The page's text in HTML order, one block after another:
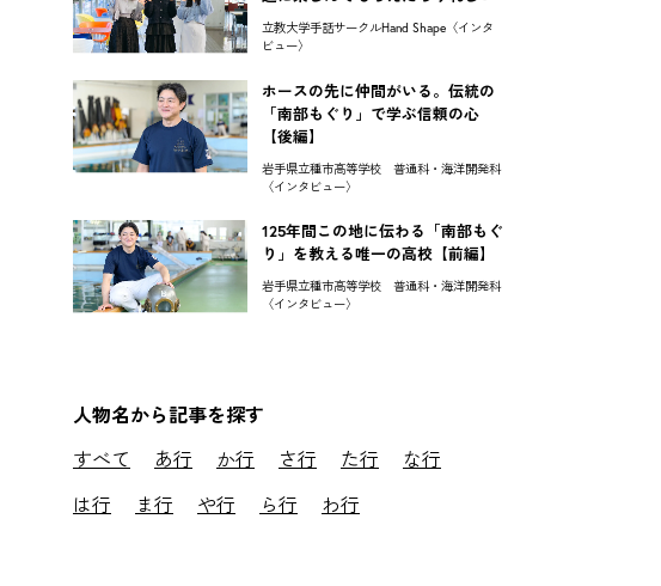
立教大学手話サークルHand Shape〈インタ
ビュー〉
ホースの先に仲間がいる。伝統の
「南部もぐり」で学ぶ信頼の心
【後編】
岩手県立種市高等学校 普通科・海洋開発科
〈インタビュー〉
125年間この地に伝わる「南部もぐ
り」を教える唯一の高校【前編】
岩手県立種市高等学校 普通科・海洋開発科
〈インタビュー〉
人物名から記事を探す
すべて
あ行 か行 さ行 た行
な行
は行
ま行 や行 ら行 わ行